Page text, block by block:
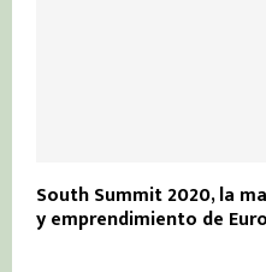
South Summit 2020, la
y emprendimiento de